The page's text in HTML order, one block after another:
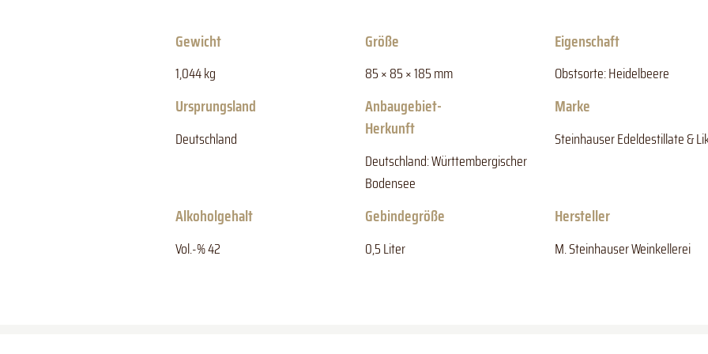
Gewicht
1,044 kg
Größe
85 × 85 × 185 mm
Eigenschaft
Obstsorte: Heidelbeere
Ursprungsland
Deutschland
Anbaugebiet-
Herkunft
Deutschland: Württembergischer
Bodensee
Marke
Steinhauser Edeldestillate &
Alkoholgehalt
Vol.-% 42
Gebindegröße
0,5 Liter
Hersteller
M. Steinhauser Weinkellerei